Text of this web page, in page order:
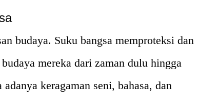
budaya. Suku bangsa memproteksi dan
mereka dari zaman dulu hingga
keragaman seni, bahasa, dan